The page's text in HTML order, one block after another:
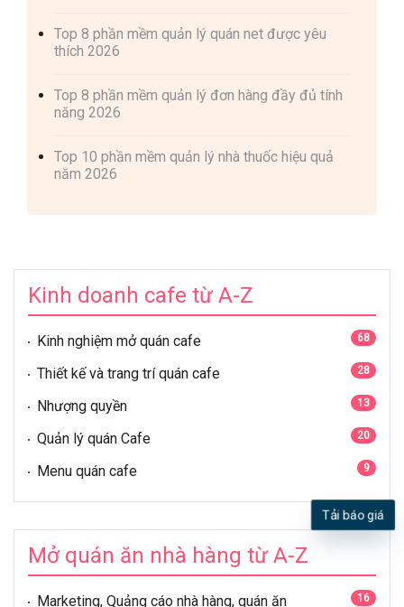
Top 8 phần mềm quản lý quán net được yêu
thích 2026
Top 8 phần mềm quản lý đơn hàng đầy đủ tính
năng 2026
Top 10 phần mềm quản lý nhà thuốc hiệu quả
năm 2026
Kinh doanh cafe từ A-Z
Kinh nghiệm mở quán cafe 68
Thiết kế và trang trí quán cafe 28
Nhượng quyền 13
Quản lý quán Cafe 20
Menu quán cafe 9
Mở quán ăn nhà hàng từ A-Z
Marketing, Quảng cáo nhà hàng, quán ăn 16
Tải báo giá